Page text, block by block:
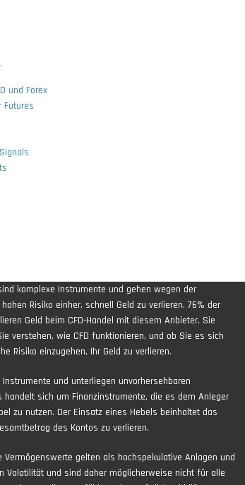
und Forex
Futures
komplexe Instrumente und gehen wegen der
Risiko einher, schnell Geld zu verlieren. 76% der
Geld beim CFD-Handel mit diesem Anbieter. Sie
verstehen, wie CFD funktionieren, und ob Sie es sich
Risiko einzugehen, Ihr Geld zu verlieren.
und unterliegen unvorhersehbaren
handelt sich um Finanzinstrumente, die es dem Anleger
zu nutzen. Der Einsatz eines Hebels beinhaltet das
des Kontos zu verlieren.
Vermögenswerte gelten als hochspekulative Anlagen und
Volatilität und sind daher möglicherweise nicht für alle